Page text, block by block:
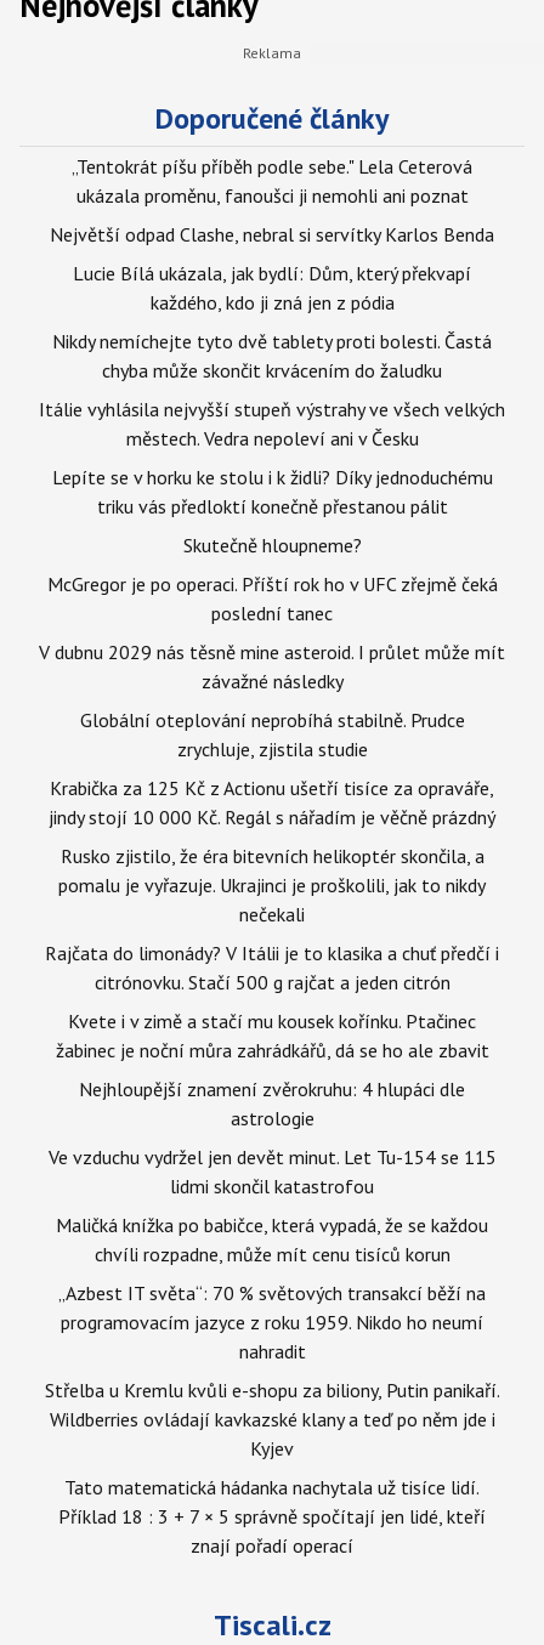
Doporučené články
„Tentokrát píšu příběh podle sebe." Lela Ceterová
ukázala proměnu, fanoušci ji nemohli ani poznat
Největší odpad Clashe, nebral si servítky Karlos Benda
Lucie Bílá ukázala, jak bydlí: Dům, který překvapí
každého, kdo ji zná jen z pódia
Nikdy nemíchejte tyto dvě tablety proti bolesti. Častá
chyba může skončit krvácením do žaludku
Itálie vyhlásila nejvyšší stupeň výstrahy ve všech velkých
městech. Vedra nepoleví ani v Česku
Lepíte se v horku ke stolu i k židli? Díky jednoduchému
triku vás předloktí konečně přestanou pálit
Skutečně hloupneme?
McGregor je po operaci. Příští rok ho v UFC zřejmě čeká
poslední tanec
V dubnu 2029 nás těsně mine asteroid. I průlet může mít
závažné následky
Globální oteplování neprobíhá stabilně. Prudce
zrychluje, zjistila studie
Krabička za 125 Kč z Actionu ušetří tisíce za opraváře,
jindy stojí 10 000 Kč. Regál s nářadím je věčně prázdný
Rusko zjistilo, že éra bitevních helikoptér skončila, a
pomalu je vyřazuje. Ukrajinci je proškolili, jak to nikdy
nečekali
Rajčata do limonády? V Itálii je to klasika a chuť předčí i
citrónovku. Stačí 500 g rajčat a jeden citrón
Kvete i v zimě a stačí mu kousek kořínku. Ptačinec
žabinec je noční můra zahrádkářů, dá se ho ale zbavit
Nejhloupější znamení zvěrokruhu: 4 hlupáci dle
astrologie
Ve vzduchu vydržel jen devět minut. Let Tu-154 se 115
lidmi skončil katastrofou
Maličká knížka po babičce, která vypadá, že se každou
chvíli rozpadne, může mít cenu tisíců korun
„Azbest IT světa“: 70 % světových transakcí běží na
programovacím jazyce z roku 1959. Nikdo ho neumí
nahradit
Střelba u Kremlu kvůli e-shopu za biliony, Putin panikaří.
Wildberries ovládají kavkazské klany a teď po něm jde i
Kyjev
Tato matematická hádanka nachytala už tisíce lidí.
Příklad 18 : 3 + 7 × 5 správně spočítají jen lidé, kteří
znají pořadí operací
Tiscali.cz